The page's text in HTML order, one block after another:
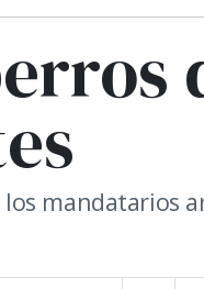
mandatarios